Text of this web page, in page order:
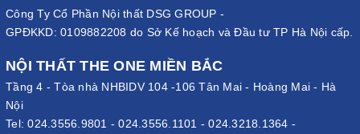
Công Ty Cổ Phần Nội thất DSG GROUP -
GPĐKKD: 0109882208 do Sở Kế hoạch và Đầu tư TP Hà Nội cấp.
NỘI THẤT THE ONE MIỀN BẮC
Tầng 4 - Tòa nhà NHBIDV 104 -106 Tân Mai - Hoàng Mai - Hà
Nội
Tel:024.3556.9801 -024.3556.1101 -024.3218.1364 -